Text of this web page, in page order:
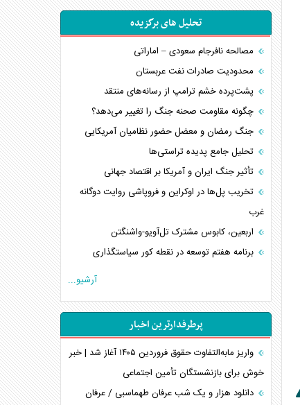
تحلیل های برگزیده
مصالحه نافرجام سعودی – اماراتی
محدودیت صادرات نفت عربستان
پشت‌پرده خشم ترامپ از رسانه‌های منتقد
چگونه مقاومت صحنه جنگ را تغییر می‌دهد؟
جنگ رمضان و معضل حضور نظامیان آمریکایی
تحلیل جامع پدیده تراستی‌ها
تأثیر جنگ ایران و آمریکا بر اقتصاد جهانی
تخریب پل‌ها در اوکراین و فروپاشی روایت دوگانه
غرب
اربعین، کابوس مشترک تل‌آویو-واشنگتن
برنامه هفتم توسعه در نقطه کور سیاستگذاری
کنوانسیون دریای خزر در راستای منافع ملی است؟
اهمیت راهبردی اردن برای آمریکا
پیام، ظرفیت بالفعل‌نشده تجارت ایران
همسویی عربستان با سنتکام علیه متحدان ایران
ترامپ و توهم خلع سلاح حماس
چرا کویت به دنبال شریک امنیتی جدید است؟
آرشیو...
پرطرفدارترین اخبار
واریز مابه‌التفاوت حقوق فروردین ۱۴۰۵ آغاز شد | خبر
خوش برای بازنشستگان تأمین اجتماعی
دانلود هزار و یک شب عرفان طهماسبی / عرفان